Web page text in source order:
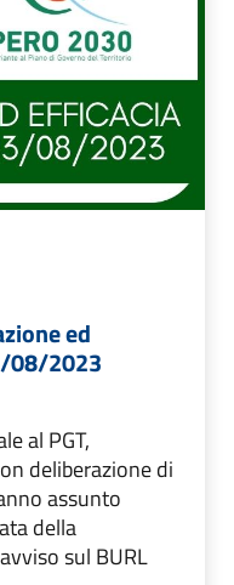
ed
08/2023
al PGT,
deliberazione di
assunto
della
sul BURL